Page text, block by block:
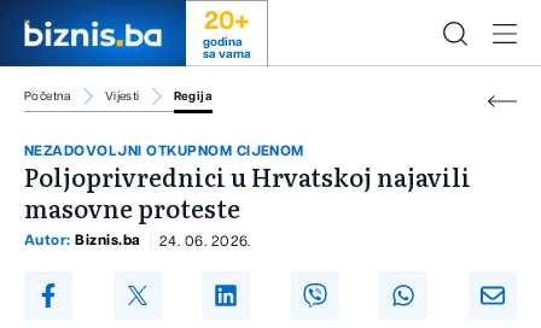
20+
godina
sa vama
Početna Vijesti Regija
NEZADOVOLJNI OTKUPNOM CIJENOM
Poljoprivrednici u Hrvatskoj najavili
masovne proteste
Autor: Biznis.ba 24. 06. 2026.